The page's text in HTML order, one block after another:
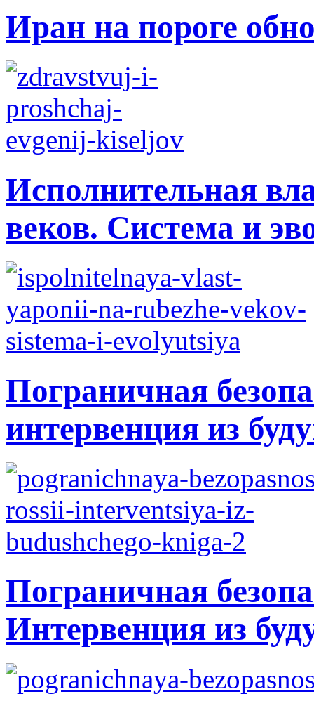
Иран на пороге
Исполнительная
веков. Система и
Пограничная
интервенция из
Пограничная
Интервенция из